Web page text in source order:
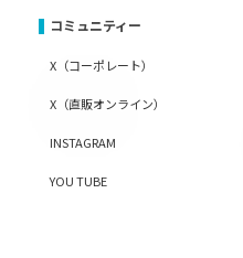
コミュニティー
X（コーポレート）
X（直販オンライン）
INSTAGRAM
YOU TUBE